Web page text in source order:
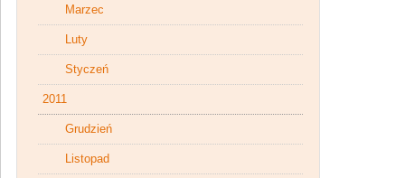
Marzec
Luty
Styczeń
2011
Grudzień
Listopad